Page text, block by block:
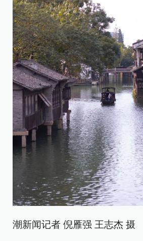
潮新闻记者 倪雁强 王志杰 摄